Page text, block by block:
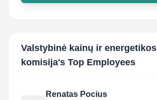
Valstybinė kainų ir
komisija's Top Employees
Renatas Pocius